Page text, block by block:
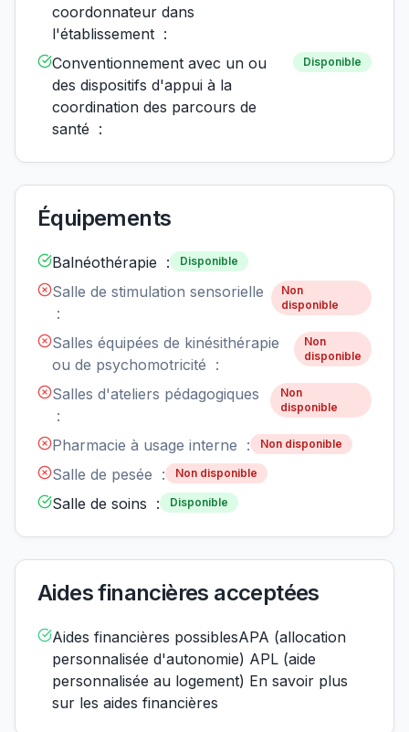
coordonnateur dans
l'établissement :
Conventionnement avec un ou
des dispositifs d'appui à la
coordination des parcours de
santé :
Disponible
Équipements
Balnéothérapie : Disponible
Salle de stimulation sensorielle
:
Non
disponible
Salles équipées de kinésithérapie
ou de psychomotricité :
Non
disponible
Salles d'ateliers pédagogiques
:
Non
disponible
Pharmacie à usage interne : Non disponible
Salle de pesée : Non disponible
Salle de soins : Disponible
Aides financières acceptées
Aides financières possiblesAPA (allocation
personnalisée d'autonomie) APL (aide
personnalisée au logement) En savoir plus
sur les aides financières